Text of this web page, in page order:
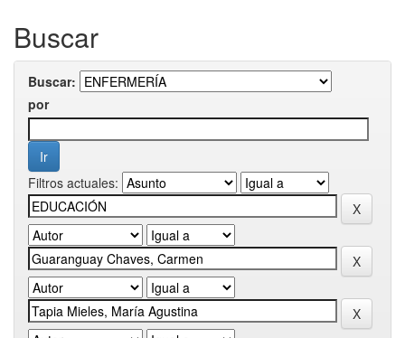
Buscar
Buscar:
por
Filtros actuales: